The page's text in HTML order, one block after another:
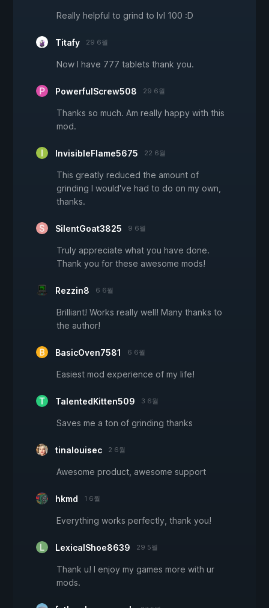
Really helpful to grind to lvl 100 :D
Titafy 29 6월
Now I have 777 tablets thank you.
PowerfulScrew508 29 6월
Thanks so much. Am really happy with this
mod.
InvisibleFlame5675 22 6월
This greatly reduced the amount of
grinding I would've had to do on my own,
thanks.
SilentGoat3825 9 6월
Truly appreciate what you have done.
Thank you for these awesome mods!
Rezzin8 6 6월
Brilliant! Works really well! Many thanks to
the author!
BasicOven7581 6 6월
Easiest mod experience of my life!
TalentedKitten509 3 6월
Saves me a ton of grinding thanks
tinalouisec 2 6월
Awesome product, awesome support
hkmd 1 6월
Everything works perfectly, thank you!
LexicalShoe8639 29 5월
Thank u! I enjoy my games more with ur
mods.